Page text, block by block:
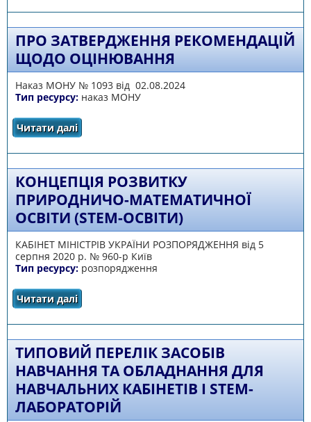
загальної середньої освіти в умовах
середньої освіти - базове предметне
навчання (7-9 рік навчання)
ПРО ЗАТВЕРДЖЕННЯ РЕКОМЕНДАЦІЙ
ЩОДО ОЦІНЮВАННЯ
Наказ МОНУ № 1093 від 02.08.2024
Тип ресурсу: наказ МОНУ
Читати далі
КОНЦЕПЦІЯ РОЗВИТКУ
ПРИРОДНИЧО-МАТЕМАТИЧНОЇ
ОСВІТИ (STEM-ОСВІТИ)
КАБІНЕТ МІНІСТРІВ УКРАЇНИ РОЗПОРЯДЖЕННЯ від 5
серпня 2020 р. № 960-р Київ
Тип ресурсу: розпорядження
Читати далі
ТИПОВИЙ ПЕРЕЛІК ЗАСОБІВ
НАВЧАННЯ ТА ОБЛАДНАННЯ ДЛЯ
НАВЧАЛЬНИХ КАБІНЕТІВ І STEM-
ЛАБОРАТОРІЙ